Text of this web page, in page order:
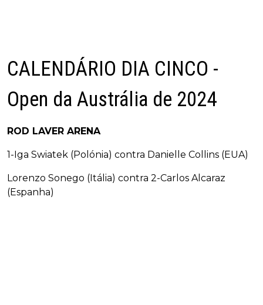
CALENDÁRIO DIA CINCO -
Open da Austrália de 2024
ROD LAVER ARENA
1-Iga Swiatek (Polónia) contra Danielle Collins (EUA)
Lorenzo Sonego (Itália) contra 2-Carlos Alcaraz
(Espanha)